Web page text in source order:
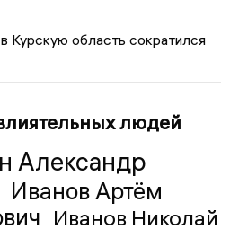
Курскую область сократился
людей
Александр
Иванов Артём
Иванов Николай